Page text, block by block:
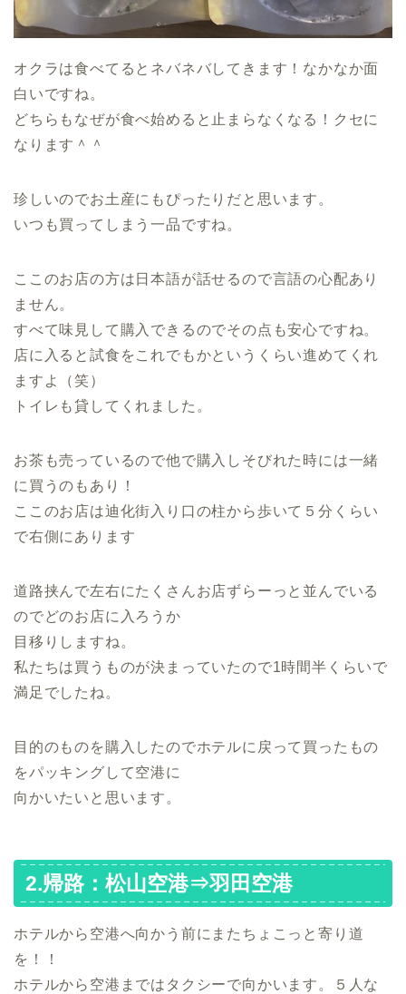
オクラは食べてるとネバネバしてきます！なかなか面
白いですね。
どちらもなぜが食べ始めると止まらなくなる！クセに
なります＾＾
珍しいのでお土産にもぴったりだと思います。
いつも買ってしまう一品ですね。
ここのお店の方は日本語が話せるので言語の心配あり
ません。
すべて味見して購入できるのでその点も安心ですね。
店に入ると試食をこれでもかというくらい進めてくれ
ますよ（笑）
トイレも貸してくれました。
お茶も売っているので他で購入しそびれた時には一緒
に買うのもあり！
ここのお店は迪化街入り口の柱から歩いて５分くらい
で右側にあります
道路挟んで左右にたくさんお店ずらーっと並んでいる
のでどのお店に入ろうか
目移りしますね。
私たちは買うものが決まっていたので1時間半くらいで
満足でしたね。
目的のものを購入したのでホテルに戻って買ったもの
をパッキングして空港に
向かいたいと思います。
2.帰路：松山空港⇒羽田空港
ホテルから空港へ向かう前にまたちょこっと寄り道
を！！
ホテルから空港まではタクシーで向かいます。５人な